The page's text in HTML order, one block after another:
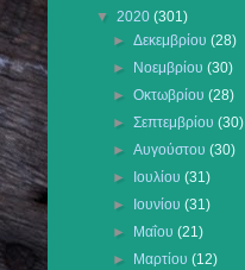
▼ 2020 (301)
►Δεκεμβρίου(28)
►
Νοεμβρίου(30)
►Οκτωβρίου(28)
►Σεπτεμβρίου(30)
►Αυγούστου(30)
►
Ιουλίου(31)
►
Ιουνίου(31)
►
Μαΐου(21)
►
Μαρτίου(12)